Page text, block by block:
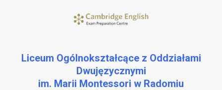
Liceum Ogólnokształcące z Oddziałami
Dwujęzycznymi
im. Marii Montessori w Radomiu